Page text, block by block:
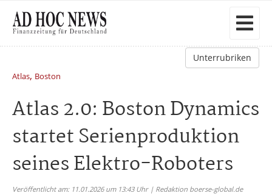
Unterrubriken
Atlas, Boston
Atlas 2.0: Boston Dynamics
startet Serienproduktion
seines Elektro-Roboters
Veröffentlicht am: 11.01.2026 um 13:43 Uhr | Redaktion boerse-global.de